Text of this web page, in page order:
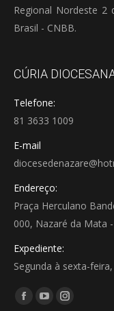
Regional Nordeste 2
Brasil - CNBB.
CÚRIA
Telefone:
81 3633 1009
E-mail
Endereço:
Praça Herculano
000, Nazaré da Mata
Expediente:
Segunda à sexta-
Encontre-nos em:
Facebook
YouTubeInstagram